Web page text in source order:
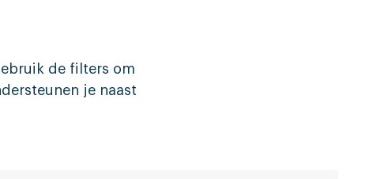
de filters om
je naast